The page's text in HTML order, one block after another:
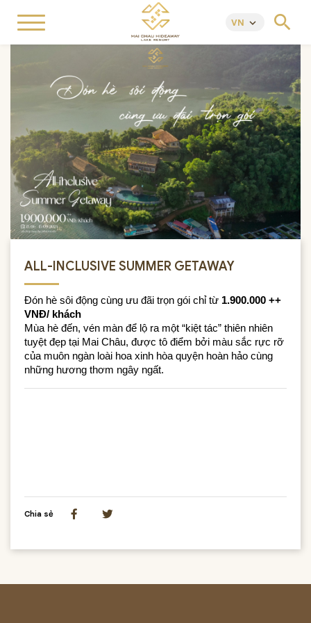
VN keyboard_arrow_down search
ALL-INCLUSIVE SUMMER GETAWAY
Đón hè sôi động cùng ưu đãi trọn gói chỉ từ 1.900.000 ++
VNĐ/ khách
Mùa hè đến, vén màn để lộ ra một “kiệt tác” thiên nhiên
tuyệt đẹp tại Mai Châu, được tô điểm bởi màu sắc rực rỡ
của muôn ngàn loài hoa xinh hòa quyện hoàn hảo cùng
những hương thơm ngây ngất.
Chia sẻ